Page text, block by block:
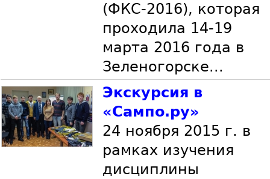
(ФКС-2016), которая
проходила 14-19
марта 2016 года в
Зеленогорске...
Экскурсия в
«Сампо.ру»
24 ноября 2015 г. в
рамках изучения
дисциплины